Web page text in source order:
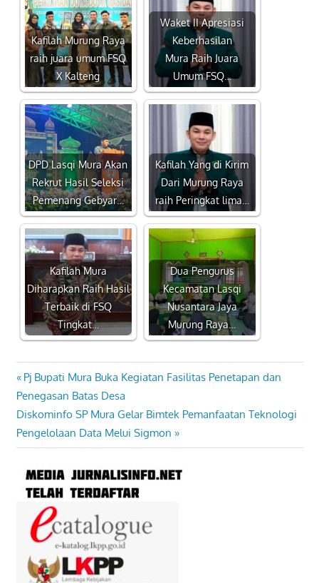
Kafilah Murung Raya
raih juara umum FSQ
X Kalteng
Waket II Apresiasi
Keberhasilan
Mura Raih Juara
Umum FSQ…
DPD Lasqi Mura Akan
Rekrut Hasil Seleksi
Pemenang Gebyar…
Kafilah Yang di Kirim
Dari Murung Raya
raih Peringkat lima…
Kafilah Mura
Diharapkan Raih Hasil
Terbaik di FSQ
Tingkat…
Dua Pengurus
Kecamatan Lasqi
Nusantara Jaya
Murung Raya…
Navigasi
pos
Previous
Post:
Pj Bupati Mura Buka Kegiatan Fasilitas Penetapan dan
Penegasan Batas Desa
Next
Post:
Diskominfo SP Mura Gelar Bimtek Pemanfaatan Teknologi
Pengelolaan Data Melui Sigmon